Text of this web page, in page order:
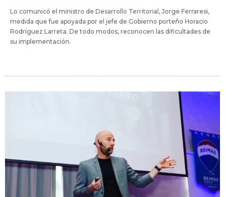
Lo comunicó el ministro de Desarrollo Territorial, Jorge Ferraresi,
medida que fue apoyada por el jefe de Gobierno porteño Horacio
Rodríguez Larreta. De todo modos, reconocen las dificultades de
su implementación.